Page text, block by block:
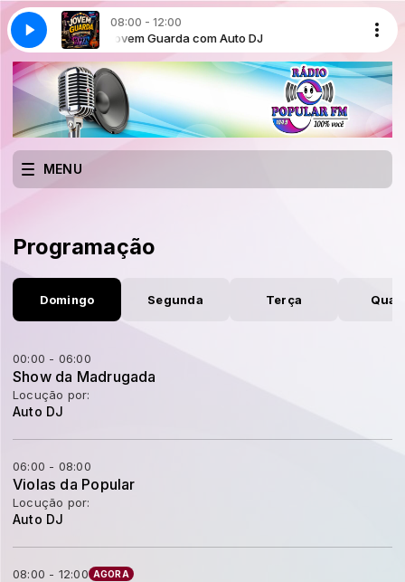
08:00 - 12:00
Jovem Guarda com Auto DJ
MENU
Programação
Domingo Segunda Terça
00:00 - 06:00
Show da Madrugada
Locução por:
Auto DJ
06:00 - 08:00
Violas da Popular
Locução por:
Auto DJ
08:00 - 12:00 AGORA